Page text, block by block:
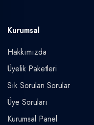
Kurumsal
Hakkımızda
Üyelik Paketleri
Sık Sorulan Sorular
Üye Soruları
Kurumsal Panel